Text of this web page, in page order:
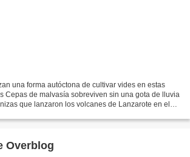
una forma autóctona de cultivar vides en estas
Cepas de malvasía sobreviven sin una gota de lluvia
que lanzaron los volcanes de Lanzarote en el
Un post desde Overblog